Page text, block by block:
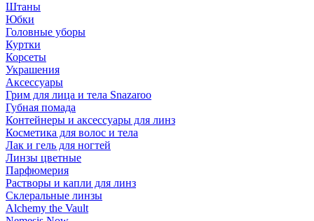
Штаны
Юбки
Головные уборы
Куртки
Корсеты
Украшения
Аксессуары
Грим для лица и тела Snazaroo
Губная помада
Контейнеры и аксессуары для линз
Косметика для волос и тела
Лак и гель для ногтей
Линзы цветные
Парфюмерия
Растворы и капли для линз
Склеральные линзы
Alchemy the Vault